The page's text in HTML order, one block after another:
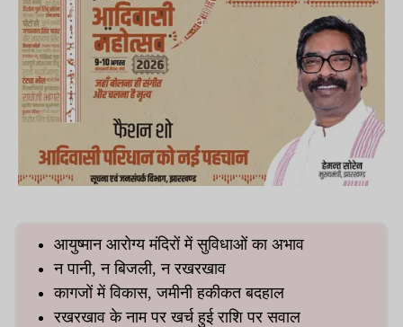
आयुष्मान आरोग्य मंदिरों में सुविधाओं का अभाव
न पानी, न बिजली, न रखरखाव
कागजों में विकास, जमीनी हकीकत बदहाल
रखरखाव के नाम पर खर्च हुई राशि पर सवाल